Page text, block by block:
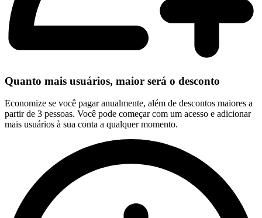
Quanto mais usuários, maior será o desconto
Economize se você pagar anualmente, além de descontos maiores a
partir de 3 pessoas. Você pode começar com um acesso e adicionar
mais usuários à sua conta a qualquer momento.